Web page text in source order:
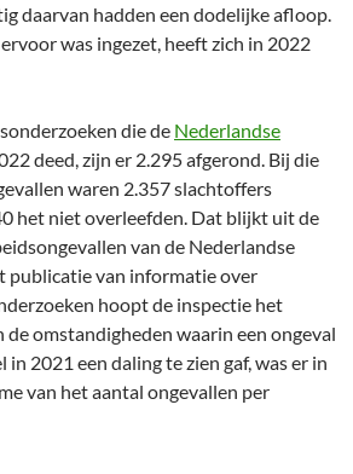
daarvan hadden een dodelijke afloop.
was ingezet, heeft zich in 2022
die de Nederlandse
deed, zijn er 2.295 afgerond. Bij die
waren 2.357 slachtoffers
het niet overleefden. Dat blijkt uit de
van de Nederlandse
publicatie van informatie over
hoopt de inspectie het
omstandigheden waarin een ongeval
in 2021 een daling te zien gaf, was er in
van het aantal ongevallen per